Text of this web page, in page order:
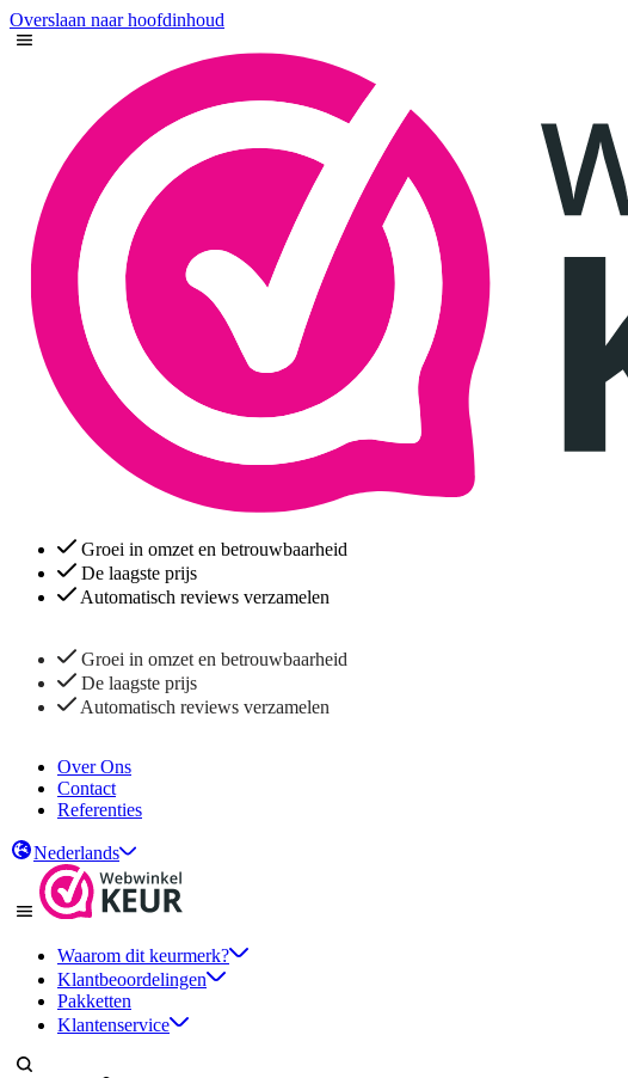
Overslaan naar hoofdinhoud
Groei in omzet en betrouwbaarheid
De laagste prijs
Automatisch reviews verzamelen
Groei in omzet en betrouwbaarheid
De laagste prijs
Automatisch reviews verzamelen
Over Ons
Contact
Referenties
Nederlands
Waarom dit keurmerk?
Klantbeoordelingen
Pakketten
Klantenservice